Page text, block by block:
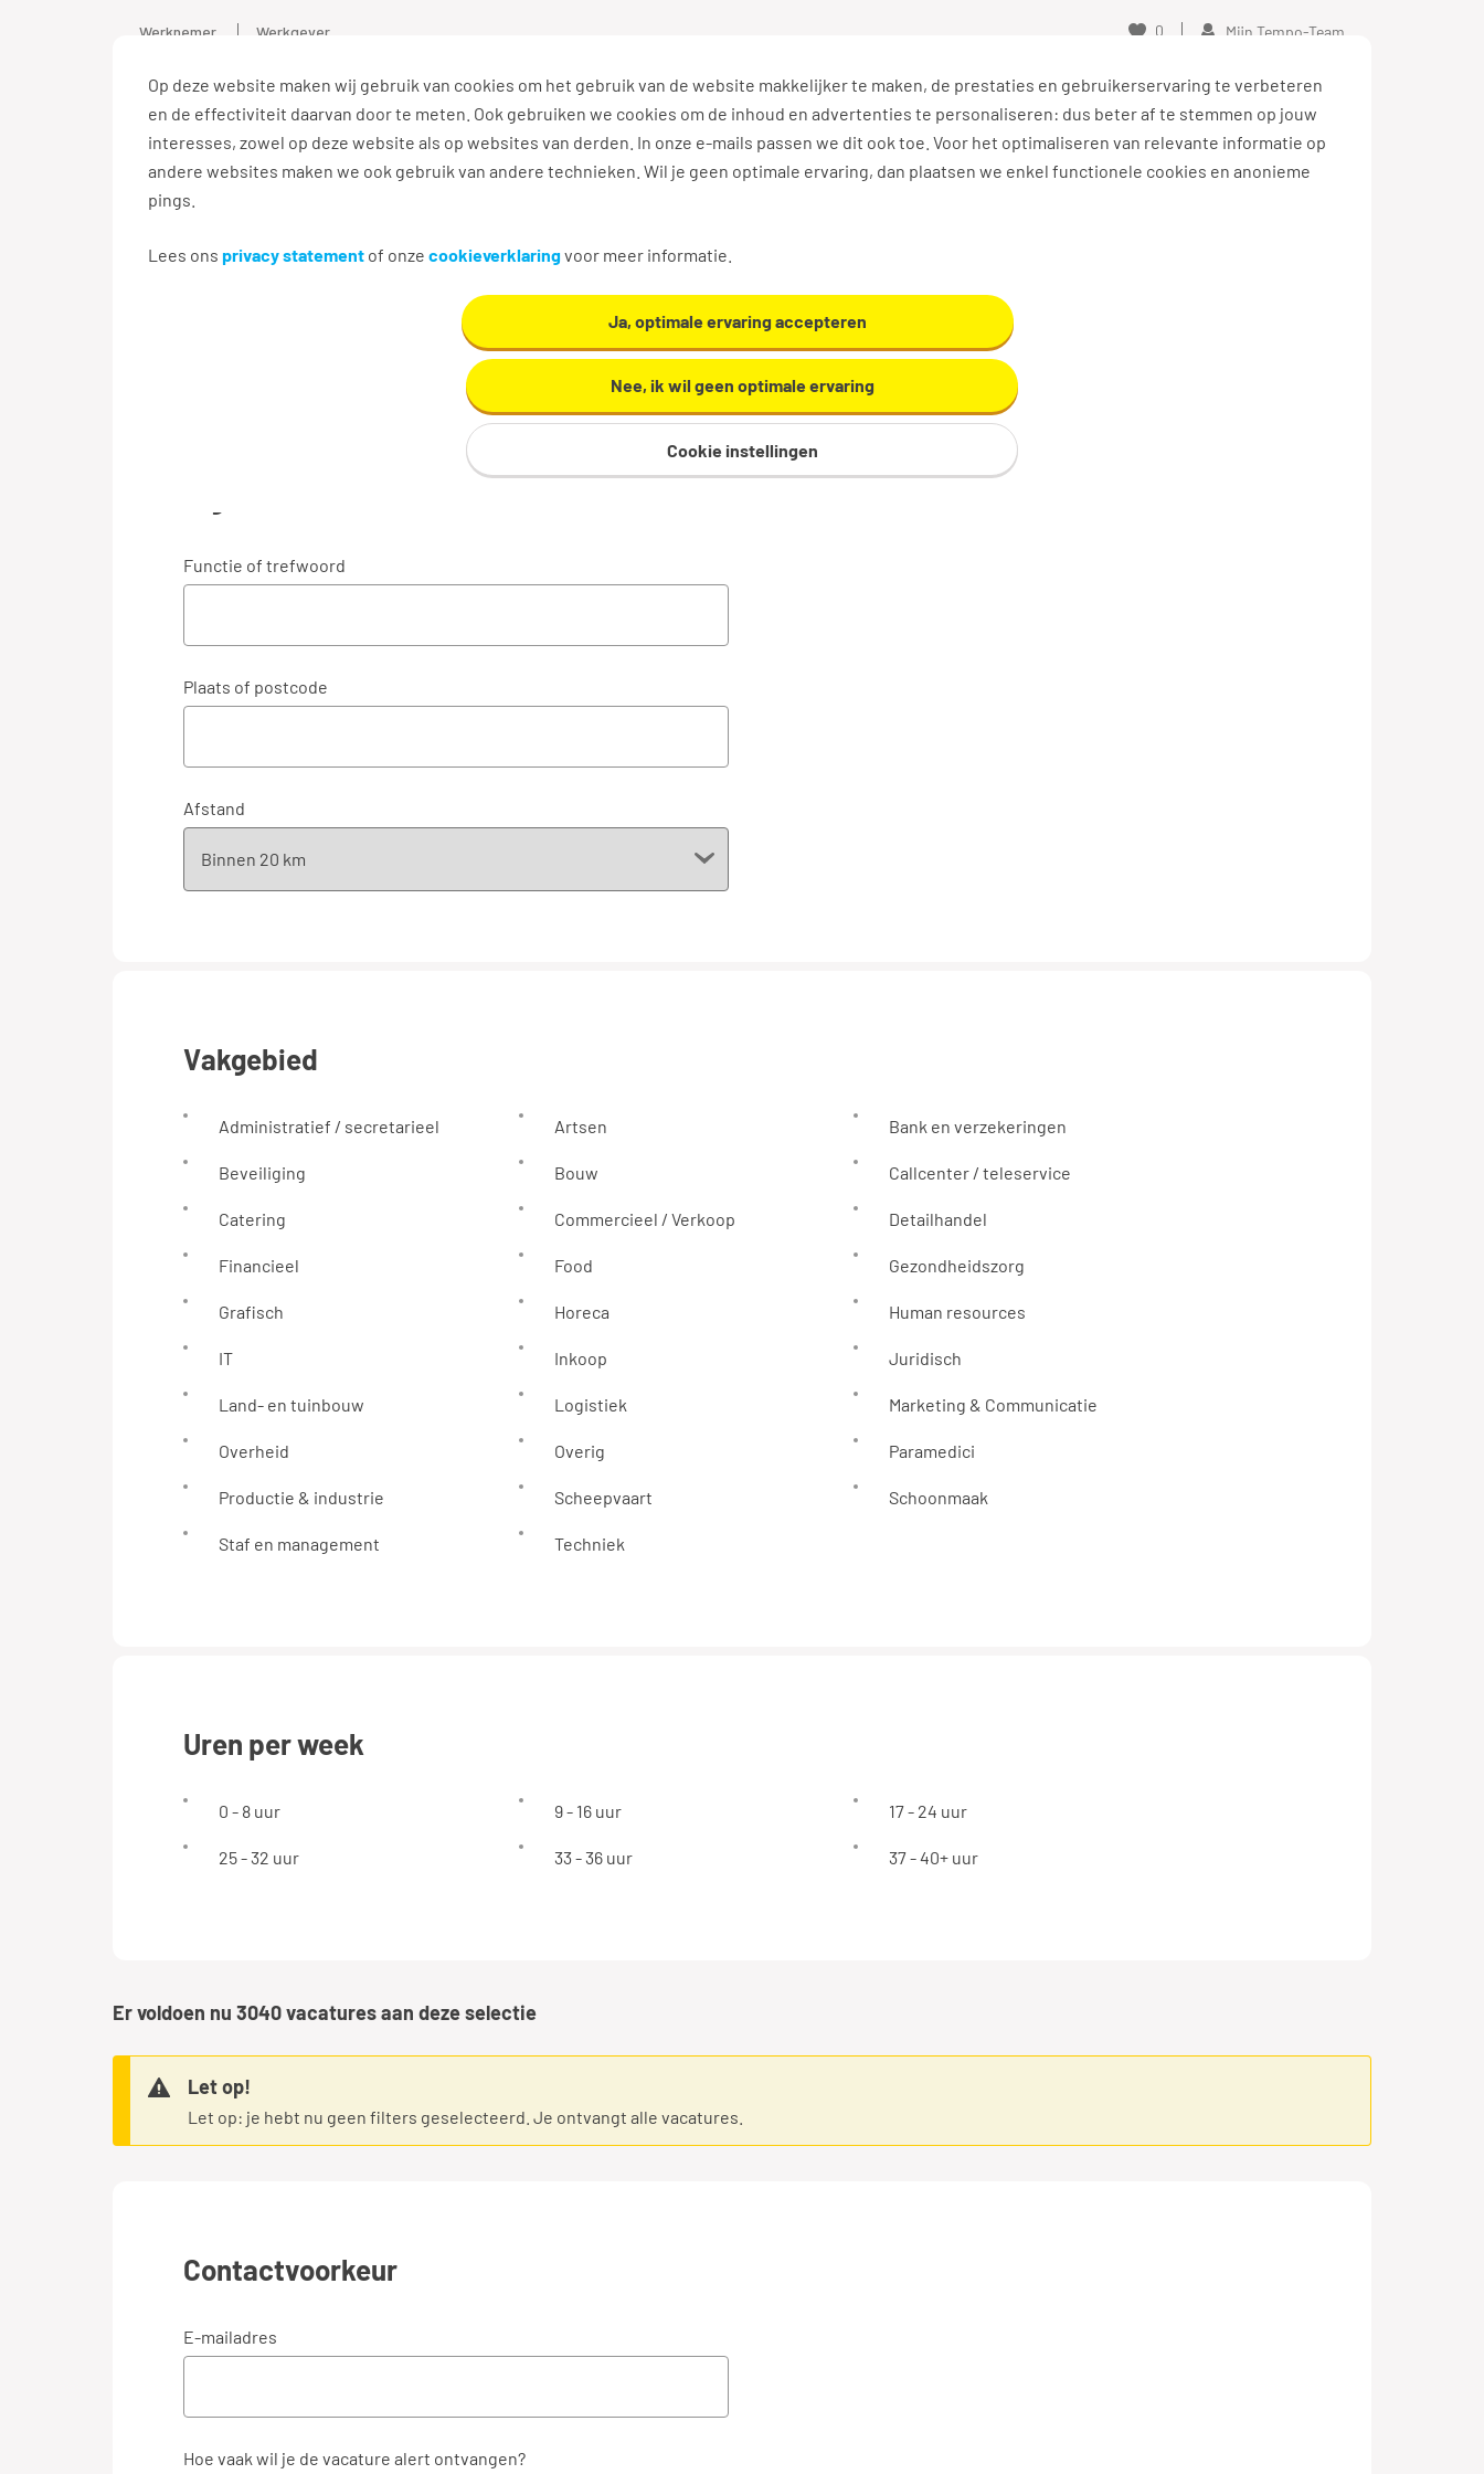
Op deze website maken wij gebruik van cookies om het gebruik van de website makkelijker te maken, de prestaties en gebruikerservaring te verbeteren
en de effectiviteit daarvan door te meten. Ook gebruiken we cookies om de inhoud en advertenties te personaliseren: dus beter af te stemmen op jouw
interesses, zowel op deze website als op websites van derden. In onze e-mails passen we dit ook toe. Voor het optimaliseren van relevante informatie op
andere websites maken we ook gebruik van andere technieken. Wil je geen optimale ervaring, dan plaatsen we enkel functionele cookies en anonieme
pings.
Lees ons privacy statement of onze cookieverklaringvoor meer informatie.
Ja, optimale ervaring accepteren
Nee, ik wil geen optimale ervaring
Cookie instellingen
Werknemer Werkgever
Vacatures Ontwikkel jezelf Werkplezier Contact
0 Mijn Tempo-Team
Aanmaken e-mailalert nieuwe vacatures
Maak hier je eigen e-mailalert om nieuwe vacatures te ontvangen die relevant zijn voor jou.
Functie of trefwoord
Plaats of postcode
Afstand
vakgebied
Administratief / secretarieel Artsen Bank en verzekeringen
Beveiliging Bouw Callcenter / teleservice
Catering Commercieel / Verkoop Detailhandel
Financieel Food Gezondheidszorg
Grafisch Horeca Human resources
IT Inkoop Juridisch
Land- en tuinbouw Logistiek Marketing & Communicatie
Overheid Overig Paramedici
Productie & industrie Scheepvaart Schoonmaak
Staf en management Techniek
uren per week
0 - 8 uur 9 - 16 uur 17 - 24 uur
25 - 32 uur 33 - 36 uur 37 - 40+ uur
Er voldoen nu 3040vacatures aan deze selectie
Let op!
Let op: je hebt nu geen filters geselecteerd. Je ontvangt alle vacatures.
Contactvoorkeur
E-mailadres
Hoe vaak wil je de vacature alert ontvangen?